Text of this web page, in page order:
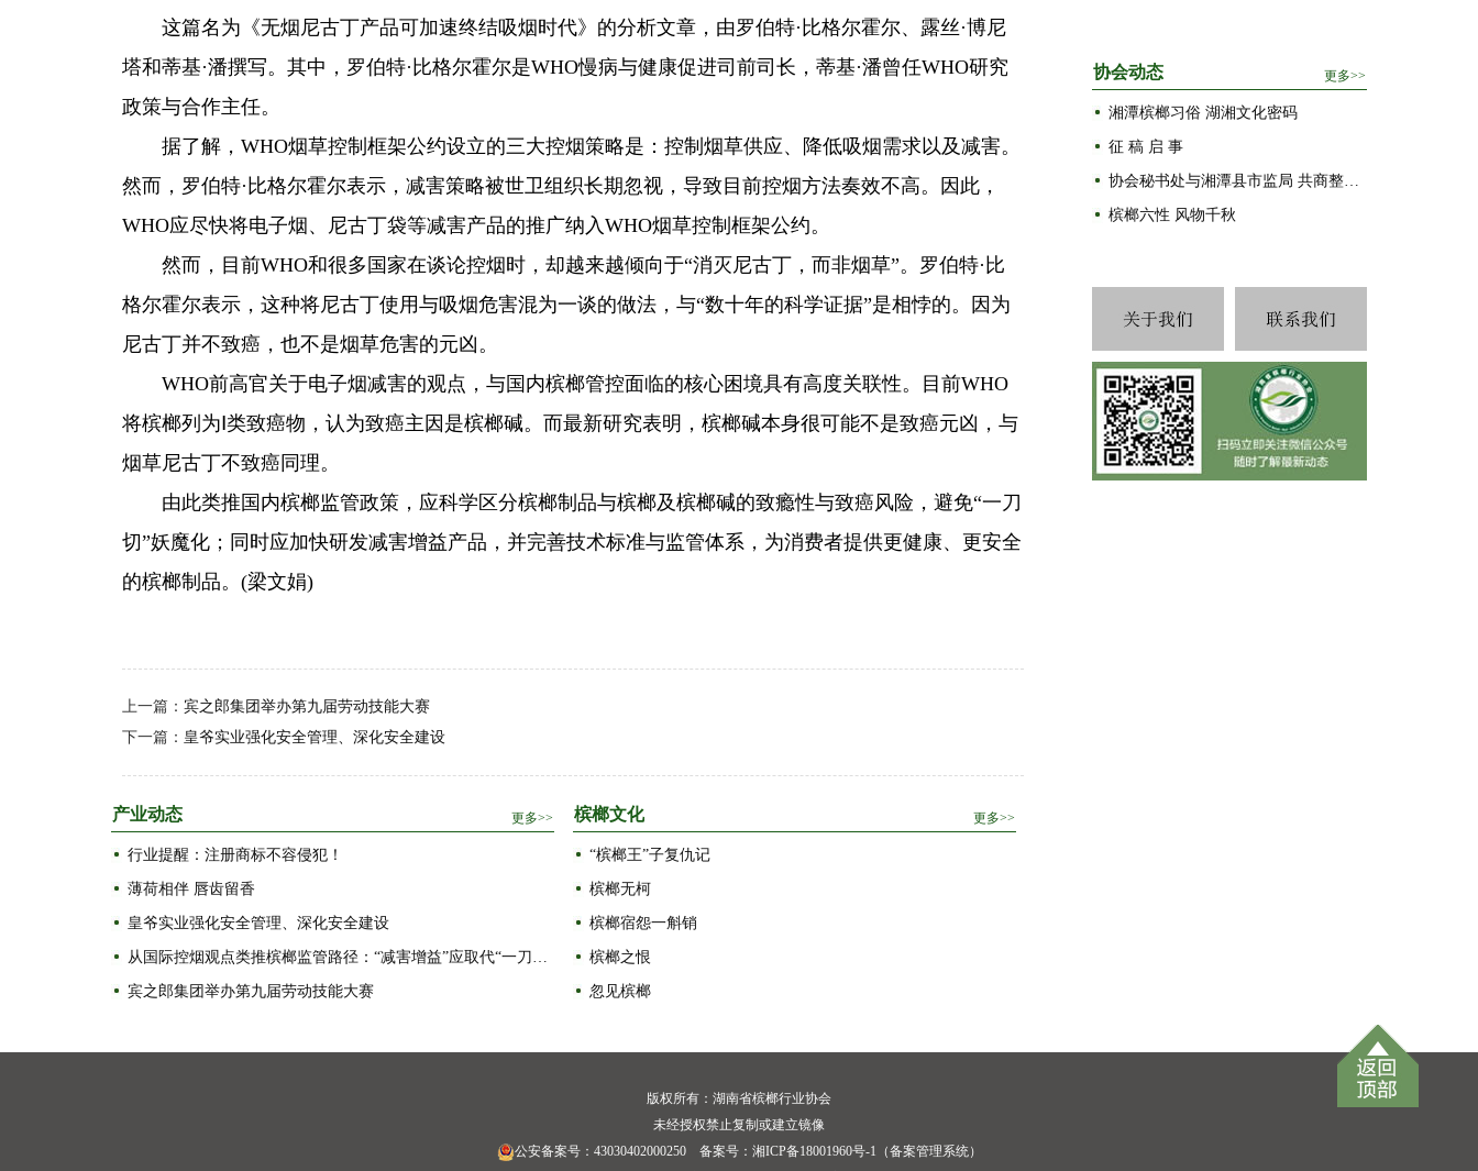
这篇名为《无烟尼古丁产品可加速终结吸烟时代》的分析文章，由罗伯特·比格尔霍尔、露丝·博尼
塔和蒂基·潘撰写。其中，罗伯特·比格尔霍尔是WHO慢病与健康促进司前司长，蒂基·潘曾任WHO研究
政策与合作主任。
据了解，WHO烟草控制框架公约设立的三大控烟策略是：控制烟草供应、降低吸烟需求以及减害。
然而，罗伯特·比格尔霍尔表示，减害策略被世卫组织长期忽视，导致目前控烟方法奏效不高。因此，
WHO应尽快将电子烟、尼古丁袋等减害产品的推广纳入WHO烟草控制框架公约。
然而，目前WHO和很多国家在谈论控烟时，却越来越倾向于“消灭尼古丁，而非烟草”。罗伯特·比
格尔霍尔表示，这种将尼古丁使用与吸烟危害混为一谈的做法，与“数十年的科学证据”是相悖的。因为
尼古丁并不致癌，也不是烟草危害的元凶。
WHO前高官关于电子烟减害的观点，与国内槟榔管控面临的核心困境具有高度关联性。目前WHO
将槟榔列为Ⅰ类致癌物，认为致癌主因是槟榔碱。而最新研究表明，槟榔碱本身很可能不是致癌元凶，与
烟草尼古丁不致癌同理。
由此类推国内槟榔监管政策，应科学区分槟榔制品与槟榔及槟榔碱的致瘾性与致癌风险，避免“一刀
切”妖魔化；同时应加快研发减害增益产品，并完善技术标准与监管体系，为消费者提供更健康、更安全
的槟榔制品。(梁文娟)
上一篇： 宾之郎集团举办第九届劳动技能大赛
下一篇： 皇爷实业强化安全管理、深化安全建设
产业动态
行业提醒：注册商标不容侵犯！
薄荷相伴 唇齿留香
皇爷实业强化安全管理、深化安全建设
从国际控烟观点类推槟榔监管路径：“减害增益”应取代“一刀切”
宾之郎集团举办第九届劳动技能大赛
槟榔文化
“槟榔王”子复仇记
槟榔无柯
槟榔宿怨一斛销
槟榔之恨
忽见槟榔
协会动态
湘潭槟榔习俗 湖湘文化密码
征 稿 启 事
协会秘书处与湘潭县市监局 共商整治槟榔生产经营乱象
槟榔六性 风物千秋
版权所有：湖南省槟榔行业协会
未经授权禁止复制或建立镜像
公安备案号：43030402000250备案号： 湘ICP备18001960号-1 （备案管理系统）